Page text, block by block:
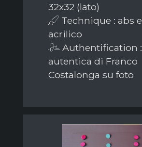
32x32 (lato)
Technique : abs e
acrilico
Authentification :
autentica di Franco
Costalonga su foto